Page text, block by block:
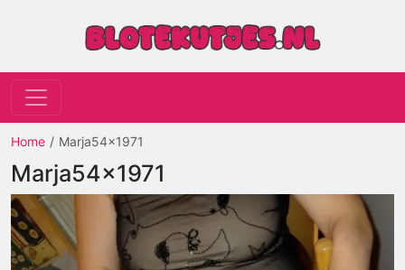
Home Marja54x1971
Marja54x1971